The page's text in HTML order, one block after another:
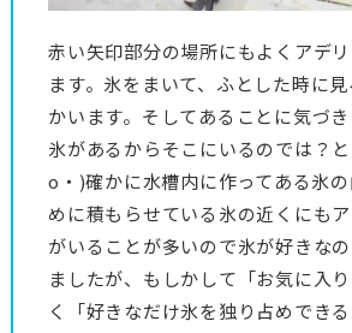
赤い矢印部分の場所にもよくアデ
ます。氷をまいて、ふとした時に
かいます。そしてあることに気づき
氷があるからそこにいるのでは？
o・)確かに水槽内に作ってある氷
めに積もらせている氷の近くにも
がいることが多いので氷が好きな
ましたが、もしかして「お気に入
く「好きなだけ氷を独り占めでき